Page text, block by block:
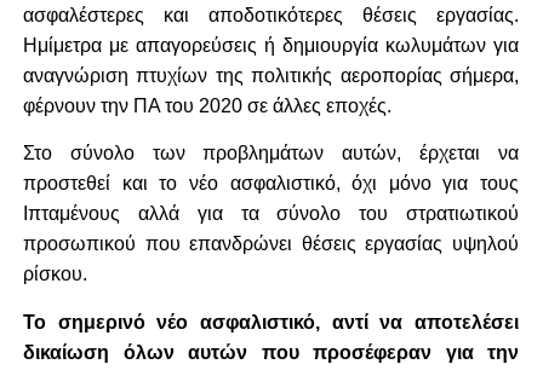
ασφαλέστερες και αποδοτικότερες θέσεις εργασίας.
Ημίμετρα με απαγορεύσεις ή δημιουργία κωλυμάτων για
αναγνώριση πτυχίων της πολιτικής αεροπορίας σήμερα,
φέρνουν την ΠΑ του 2020 σε άλλες εποχές.
Στο σύνολο των προβλημάτων αυτών, έρχεται να
προστεθεί και το νέο ασφαλιστικό, όχι μόνο για τους
Ιπταμένους αλλά για τα σύνολο του στρατιωτικού
προσωπικού που επανδρώνει θέσεις εργασίας υψηλού
ρίσκου.
Το σημερινό νέο ασφαλιστικό, αντί να αποτελέσει
δικαίωση όλων αυτών που προσέφεραν για την